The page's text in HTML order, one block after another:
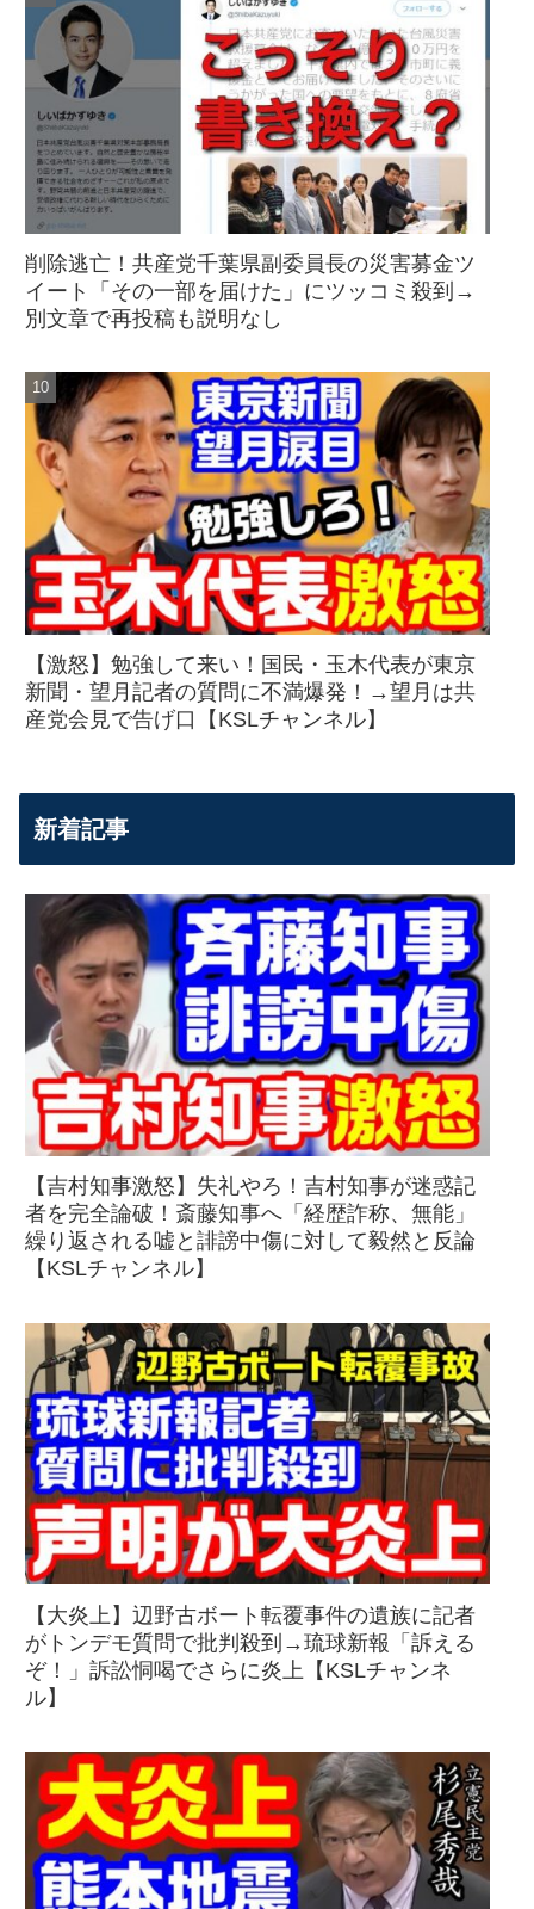
削除逃亡！共産党千葉県副委員長の災害募金ツ
イート「その一部を届けた」にツッコミ殺到→
別文章で再投稿も説明なし
【激怒】勉強して来い！国民・玉木代表が東京
新聞・望月記者の質問に不満爆発！→望月は共
産党会見で告げ口【KSLチャンネル】
新着記事
【吉村知事激怒】失礼やろ！吉村知事が迷惑記
者を完全論破！斎藤知事へ「経歴詐称、無能」
繰り返される嘘と誹謗中傷に対して毅然と反論
【KSLチャンネル】
【大炎上】辺野古ボート転覆事件の遺族に記者
がトンデモ質問で批判殺到→琉球新報「訴える
ぞ！」訴訟恫喝でさらに炎上【KSLチャンネ
ル】